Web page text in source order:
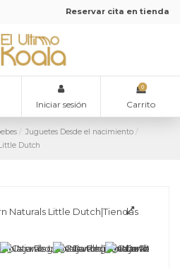
Reservar cita en tienda
Iniciar sesión
0
Carrito
Juguetes Desde el nacimiento
Dutch